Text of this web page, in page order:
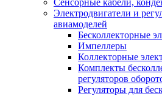
Сенсорные кабели,
Электродвигатели и
авиамоделей
Бесколлекторные
Импеллеры
Коллекторные
Комплекты
регуляторов
Регуляторы для